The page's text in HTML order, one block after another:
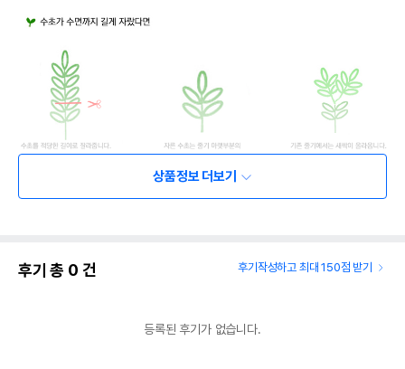
상품정보 더보기
후기 총 0 건 후기작성하고 최대 150점 받기
등록된 후기가 없습니다.